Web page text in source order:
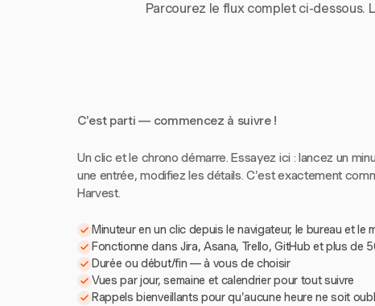
Parcourez le flux complet ci-dessous.
C'est parti — commencez à suivre !
Un clic et le chrono démarre. Essayez ici : lancez un
une entrée, modifiez les détails. C'est exactement
Harvest.
Minuteur en un clic depuis le navigateur, le bureau et le
Fonctionne dans Jira, Asana, Trello, GitHub et plus de
Durée ou début/fin — à vous de choisir
Vues par jour, semaine et calendrier pour tout suivre
Rappels bienveillants pour qu'aucune heure ne soit